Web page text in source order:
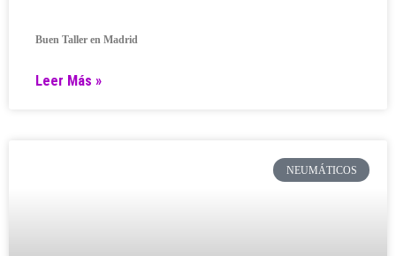
Buen Taller en Madrid
Leer Más »
NEUMÁTICOS